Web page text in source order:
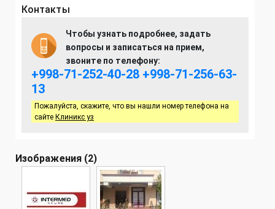
Контакты
Чтобы узнать подробнее, задать
вопросы и записаться на прием,
звоните по телефону:
+998-71-252-40-28 +998-71-256-63-
13
Пожалуйста, скажите, что вы нашли номер телефона на
сайте Клиникс уз
Изображения (2)